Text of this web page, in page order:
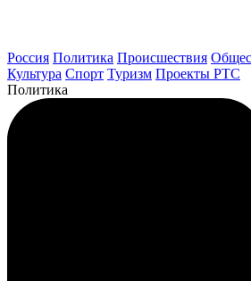
Россия Политика Происшествия
Культура Спорт Туризм Проекты РТС
Политика